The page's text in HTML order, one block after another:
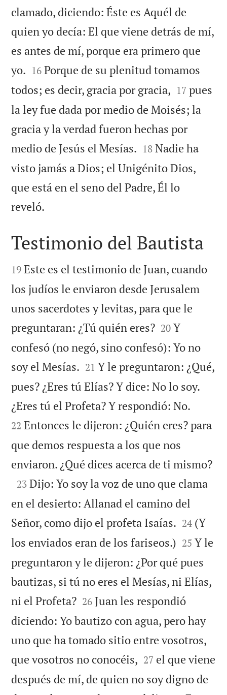
clamado, diciendo: Éste es Aquél de
quien yo decía: El que viene detrás de mí,
es antes de mí, porque era primero que
yo. 

16 Porque de su plenitud tomamos
todos; es decir, gracia por gracia, 

17 pues
la ley fue dada por medio de Moisés; la
gracia y la verdad fueron hechas por
medio de Jesús el Mesías. 

18 Nadie ha
visto jamás a Dios; el Unigénito Dios,
que está en el seno del Padre, Él lo
reveló.

Testimonio del Bautista

19 Este es el testimonio de Juan, cuando
los judíos le enviaron desde Jerusalem
unos sacerdotes y levitas, para que le
preguntaran: ¿Tú quién eres?
20 Y
confesó (no negó, sino confesó): Yo no
soy el Mesías. 

21 Y le preguntaron: ¿Qué,
pues? ¿Eres tú Elías? Y dice: No lo soy.
¿Eres tú el Profeta? Y respondió: No.
22 Entonces le dijeron: ¿Quién eres? para
que demos respuesta a los que nos
enviaron. ¿Qué dices acerca de ti mismo?

23 Dijo: Yo soy la voz de uno que clama
en el desierto: Allanad el camino del
Señor, como dijo el profeta Isaías. 

24 (Y
los enviados eran de los fariseos.) 

25 Y le
preguntaron y le dijeron: ¿Por qué pues
bautizas, si tú no eres el Mesías, ni Elías,
ni el Profeta?
26 Juan les respondió
diciendo: Yo bautizo con agua, pero hay
uno que ha tomado sitio entre vosotros,
que vosotros no conocéis, 

27 el que viene
después de mí, de quien no soy digno de